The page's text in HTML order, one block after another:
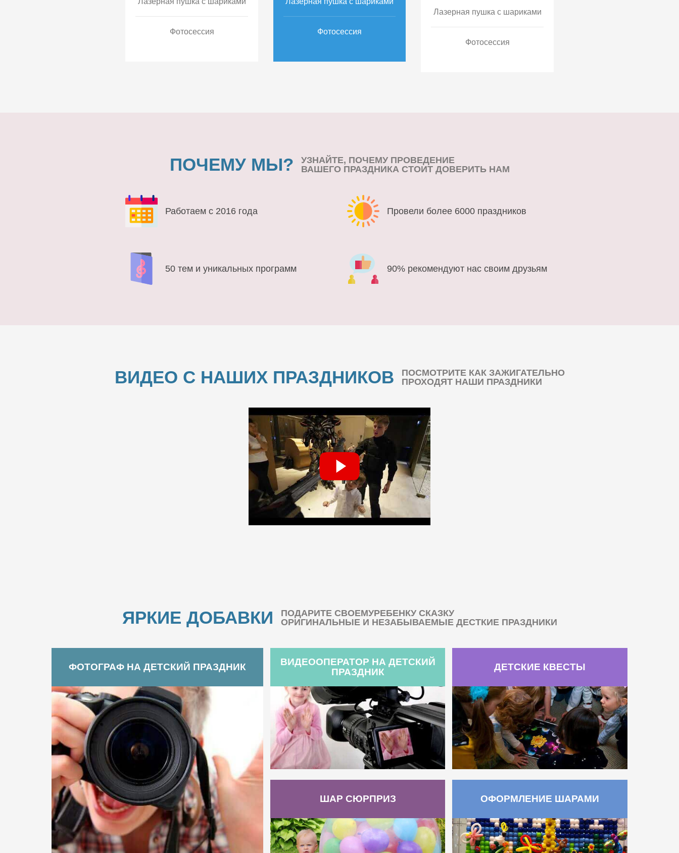
Фотосессия Фотосессия
Лазерная пушка с шариками
Фотосессия
ПОЧЕМУ МЫ?
УЗНАЙТЕ, ПОЧЕМУ ПРОВЕДЕНИЕ
ВАШЕГО ПРАЗДНИКА СТОИТ ДОВЕРИТЬ НАМ
Работаем с 2016 года Провели более 6000 праздников
50 тем и уникальных программ 90% рекомендуют нас своим друзьям
ВИДЕО С НАШИХ ПРАЗДНИКОВ
ПОСМОТРИТЕ КАК ЗАЖИГАТЕЛЬНО
ПРОХОДЯТ НАШИ ПРАЗДНИКИ
ЯРКИЕ ДОБАВКИ
ПОДАРИТЕ СВОЕМУРЕБЕНКУ СКАЗКУ
ОРИГИНАЛЬНЫЕ И НЕЗАБЫВАЕМЫЕ ДЕСТКИЕ ПРАЗДНИКИ
ФОТОГРАФ НА ДЕТСКИЙ ПРАЗДНИК
ВИДЕООПЕРАТОР НА ДЕТСКИЙ
ПРАЗДНИК
ДЕТСКИЕ КВЕСТЫ
ШАР СЮРПРИЗ ОФОРМЛЕНИЕ ШАРАМИ